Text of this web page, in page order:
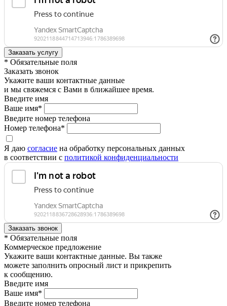
* Обязательные поля
Заказать звонок
Укажите ваши контактные данные
и мы свяжемся с Вами в ближайшее время.
Введите имя
Ваше имя*
Введите номер телефона
Номер телефона*
Я даю согласие на обработку персональных данных
в соответствии с политикой конфиденциальности
* Обязательные поля
Коммерческое предложение
Укажите ваши контактные данные. Вы также
можете заполнить опросный лист и прикрепить
к сообщению.
Введите имя
Ваше имя*
Введите номер телефона